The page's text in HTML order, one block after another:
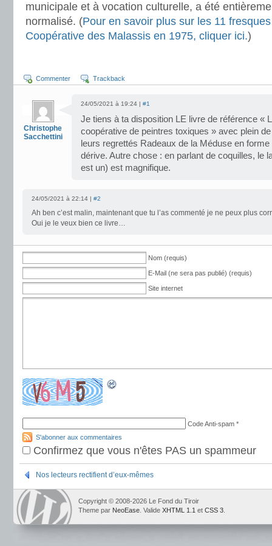
municipale et à vocation culturelle, a été
normalisé. (Pour en savoir plus sur les 11
Coopérative des Malassis en 1975, cliquer ici.)
Commenter Trackback
Christophe
Sacchettini
24/05/2021 à 19:24 | #1
Je tiens à ta disposition LE livre de référence «
coopérative de peintres toxiques » avec plein
leurs regrettés Radeaux de la Méduse en
dérive. Autre chose : en parlant de coquilles, le
est un) est magnifique.
24/05/2021 à 22:14 | #2
Ah ben c’est malin, maintenant que tu l’as commenté je ne peux plus
Oui je le veux bien ce livre…
Nom (requis)
E-Mail (ne sera pas publié) (requis)
Site internet
Code Anti-spam *
S'abonner aux commentaires
Confirmez que vous n'êtes PAS un spammeur
Nos lecteurs rectifient d’eux-mêmes
Copyright © 2008-2026 Le Fond du Tiroir
Theme par NeoEase . Valide XHTML 1.1 et CSS 3